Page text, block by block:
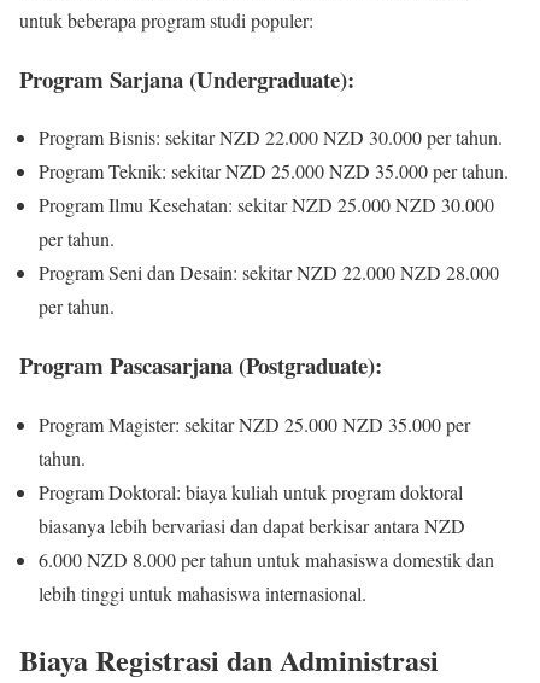
untuk beberapa program studi populer:
Program Sarjana (Undergraduate):
Program Bisnis: sekitar NZD 22.000 NZD 30.000 per tahun.
Program Teknik: sekitar NZD 25.000 NZD 35.000 per tahun.
Program Ilmu Kesehatan: sekitar NZD 25.000 NZD 30.000
per tahun.
Program Seni dan Desain: sekitar NZD 22.000 NZD 28.000
per tahun.
Program Pascasarjana (Postgraduate):
Program Magister: sekitar NZD 25.000 NZD 35.000 per
tahun.
Program Doktoral: biaya kuliah untuk program doktoral
biasanya lebih bervariasi dan dapat berkisar antara NZD
6.000 NZD 8.000 per tahun untuk mahasiswa domestik dan
lebih tinggi untuk mahasiswa internasional.
Biaya Registrasi dan Administrasi